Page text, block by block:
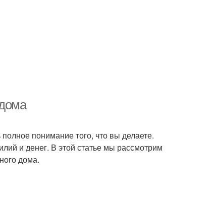
понимание того, что вы делаете.
и денег. В этой статье мы рассмотрим
дома.